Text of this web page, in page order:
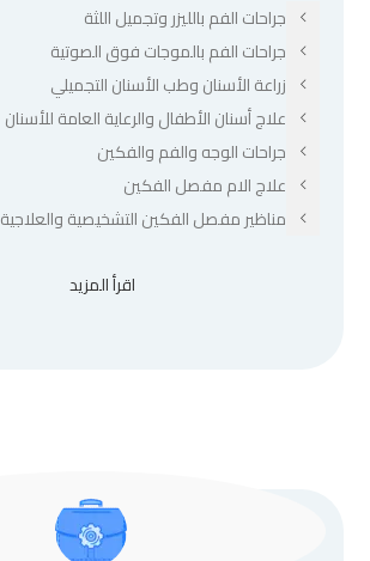
جراحات الفم بالليزر وتجميل اللثة
جراحات الفم بالموجات فوق الصوتية
زراعة الأسنان وطب الأسنان التجميلي
علاج أسنان الأطفال والرعاية العامة للأسنان
جراحات الوجه والفم والفكين
علاج الام مفصل الفكين
مناظير مفصل الفكين التشخيصية والعلاجية
اقرأ المزيد